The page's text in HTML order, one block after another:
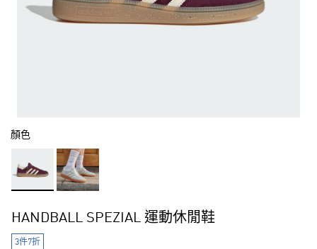
顏色
HANDBALL SPEZIAL 運動休閒鞋
3件7折